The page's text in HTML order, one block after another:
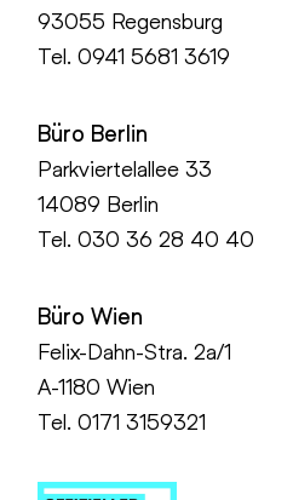
93055 Regensburg
Tel.0941 5681 3619
Büro Berlin
Parkviertelallee 33
14089 Berlin
Tel.030 36 28 40 40
Büro Wien
Felix-Dahn-Stra. 2a/1
A-1180 Wien
Tel. 0171 3159321